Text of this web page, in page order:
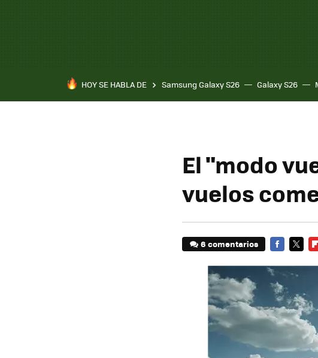
HOY SE HABLA DE Samsung Galaxy S26 Galaxy S26
El "modo
vuelos
6 comentarios